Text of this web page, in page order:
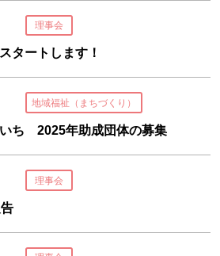
理事会
タートします！
地域福祉（まちづくり）
ち 2025年助成団体の募集
理事会